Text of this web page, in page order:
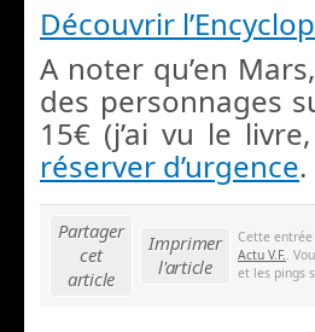
Découvrir
A noter qu’en
des personnages
15€ (j’ai vu le
réserver d’urgence.
Partager
cet
article
Imprimer
l'article
Cette
Actu V.F..
et les pings